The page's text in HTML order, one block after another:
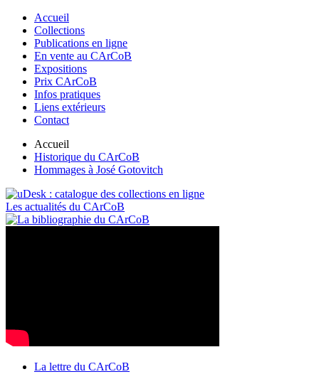
Accueil
Collections
Publications en ligne
En vente au CArCoB
Expositions
Prix CArCoB
Infos pratiques
Liens extérieurs
Contact
Accueil
Historique du CArCoB
Hommages à José Gotovitch
Les actualités du CArCoB
La lettre du CArCoB